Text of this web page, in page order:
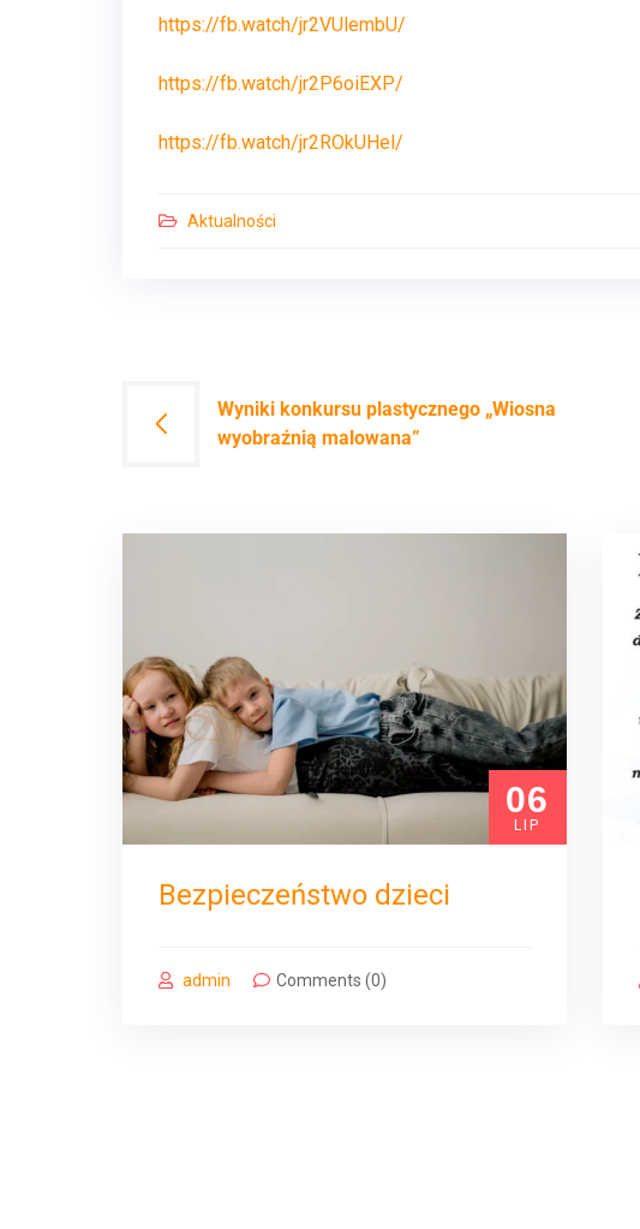
https://fb.watch/jr2VUlembU/
https://fb.watch/jr2P6oiEXP/
https://fb.watch/jr2ROkUHel/
Aktualności
Nawigacja
wpisu
Wyniki konkursu plastycznego „Wiosna
wyobraźnią malowana”
06
LIP
Bezpieczeństwo dzieci
admin Comments (0)